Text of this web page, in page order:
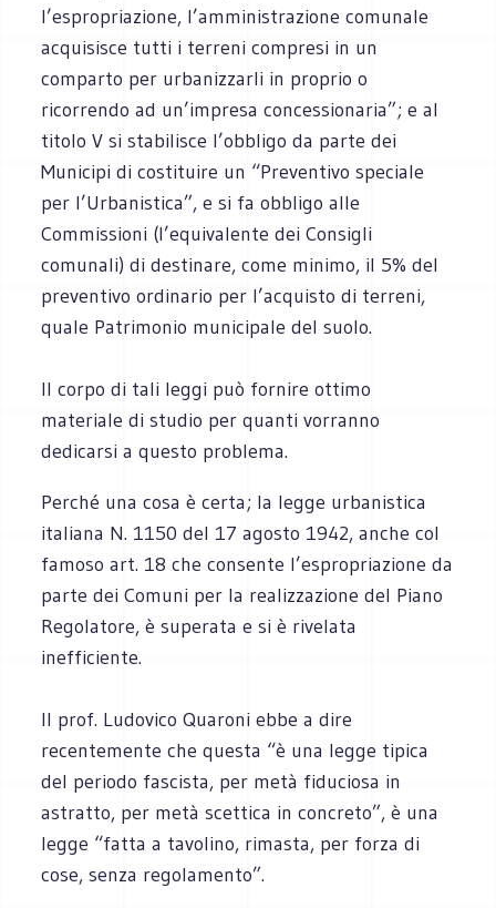
l’espropriazione, l’amministrazione comunale
acquisisce tutti i terreni compresi in un
comparto per urbanizzarli in proprio o
ricorrendo ad un’impresa concessionaria”; e al
titolo V si stabilisce l’obbligo da parte dei
Municipi di costituire un “Preventivo speciale
per l’Urbanistica”, e si fa obbligo alle
Commissioni (l’equivalente dei Consigli
comunali) di destinare, come minimo, il 5% del
preventivo ordinario per l’acquisto di terreni,
quale Patrimonio municipale del suolo.
Il corpo di tali leggi può fornire ottimo
materiale di studio per quanti vorranno
dedicarsi a questo problema.
Perché una cosa è certa; la legge urbanistica
italiana N. 1150 del 17 agosto 1942, anche col
famoso art. 18 che consente l’espropriazione da
parte dei Comuni per la realizzazione del Piano
Regolatore, è superata e si è rivelata
inefficiente.
Il prof. Ludovico Quaroni ebbe a dire
recentemente che questa “è una legge tipica
del periodo fascista, per metà fiduciosa in
astratto, per metà scettica in concreto”, è una
legge “fatta a tavolino, rimasta, per forza di
cose, senza regolamento”.